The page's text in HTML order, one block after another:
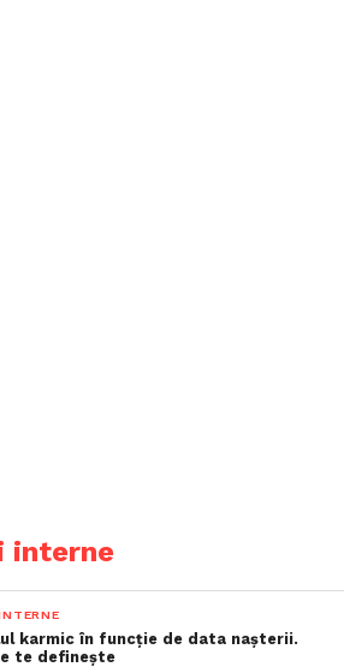
interne
karmic în funcție de data nașterii.
te definește